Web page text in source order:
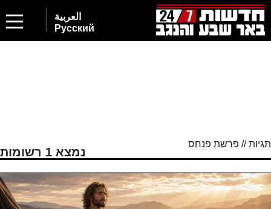
العربية
Русский
תגיות // פרשת פנחס
נמצא 1 רשומות